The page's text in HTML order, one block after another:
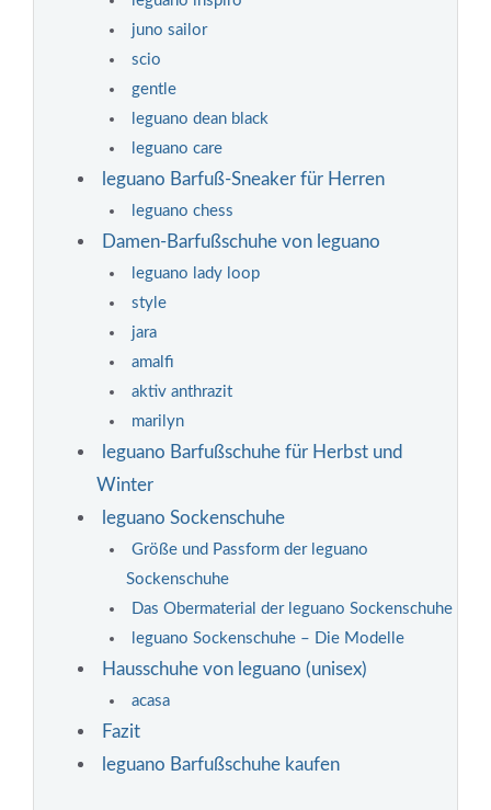
juno sailor
scio
gentle
leguano dean black
leguano care
leguano Barfuß-Sneaker für Herren
leguano chess
Damen-Barfußschuhe von leguano
leguano lady loop
style
jara
amalfi
aktiv anthrazit
marilyn
leguano Barfußschuhe für Herbst und
Winter
leguano Sockenschuhe
Größe und Passform der leguano
Sockenschuhe
Das Obermaterial der leguano Sockenschuhe
leguano Sockenschuhe – Die Modelle
Hausschuhe von leguano (unisex)
acasa
Fazit
leguano Barfußschuhe kaufen